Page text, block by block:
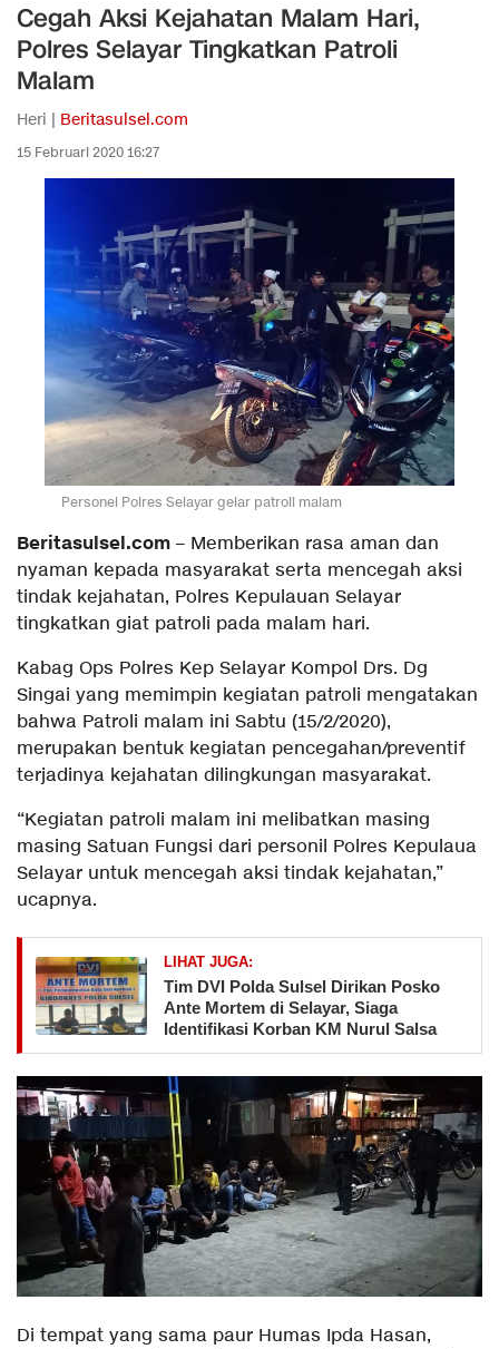
Cegah Aksi Kejahatan Malam Hari,
Polres Selayar Tingkatkan Patroli
Malam
Heri | Beritasulsel.com
15 Februari 2020 16:27
Personel Polres Selayar gelar patroli malam
Beritasulsel.com – Memberikan rasa aman dan
nyaman kepada masyarakat serta mencegah aksi
tindak kejahatan, Polres Kepulauan Selayar
tingkatkan giat patroli pada malam hari.
Kabag Ops Polres Kep Selayar Kompol Drs. Dg
Singai yang memimpin kegiatan patroli mengatakan
bahwa Patroli malam ini Sabtu (15/2/2020),
merupakan bentuk kegiatan pencegahan/preventif
terjadinya kejahatan dilingkungan masyarakat.
“Kegiatan patroli malam ini melibatkan masing
masing Satuan Fungsi dari personil Polres Kepulaua
Selayar untuk mencegah aksi tindak kejahatan,”
ucapnya.
LIHAT JUGA:
Tim DVI Polda Sulsel Dirikan Posko
Ante Mortem di Selayar, Siaga
Identifikasi Korban KM Nurul Salsa
Di tempat yang sama paur Humas Ipda Hasan,